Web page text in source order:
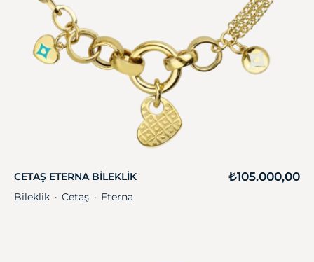
CETAŞ ETERNA BILEKLIK ₺105.000,00
Bileklik ・ Cetaş ・ Eterna